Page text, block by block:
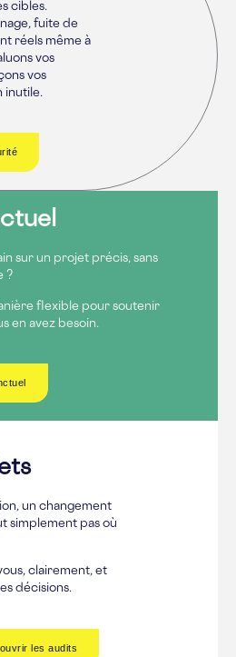
cibles.
fuite de
réels même à
vos
vos
inutile.
un changement
simplement pas où
clairement, et
décisions.
les audits
sur un projet précis, sans
?
flexible pour soutenir
en avez besoin.